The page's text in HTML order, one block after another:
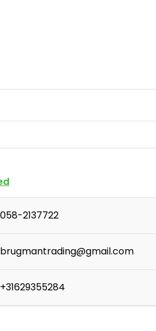
058-2137722
brugmantrading@gmail.com
+31629355284